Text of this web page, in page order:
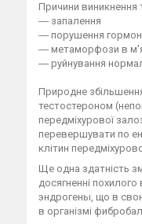
Причини виникнення
― запалення
― порушення
― метаморфози в
― руйнування
Природне
тестостероном
передміхурової
перевершувати по
клітин
Ще одна здатність
досягненні похилого
эндрогены, що в
в організмі